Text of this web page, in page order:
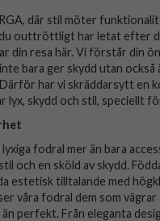
där stil möter
outtröttligt har letat efter
din resa här. Vi förstår din
bara ger skydd utan också
har vi skräddarsytt en
lyx, skydd och stil, speciellt
lyxiga fodral mer än bara
och en sköld av skydd.
estetisk tilltalande med
våra fodral dem som vägrar
perfekt. Från eleganta